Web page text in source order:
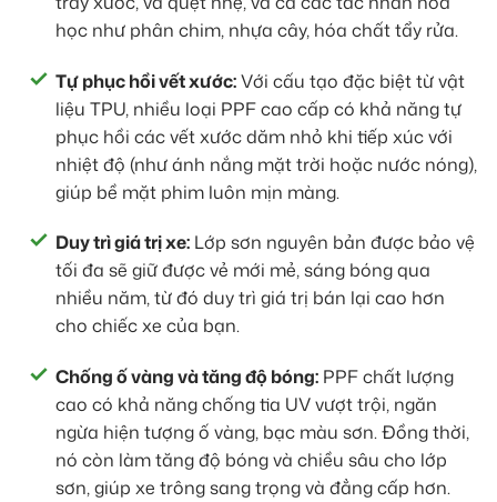
học như phân chim, nhựa cây, hóa chất tẩy rửa.
Tự phục hồi vết xước:Với cấu tạo đặc biệt từ vật
liệu TPU, nhiều loại PPF cao cấp có khả năng tự
phục hồi các vết xước dăm nhỏ khi tiếp xúc với
nhiệt độ (như ánh nắng mặt trời hoặc nước nóng),
giúp bề mặt phim luôn mịn màng.
Duy trì giá trị xe: Lớp sơn nguyên bản được bảo vệ
tối đa sẽ giữ được vẻ mới mẻ, sáng bóng qua
nhiều năm, từ đó duy trì giá trị bán lại cao hơn
cho chiếc xe của bạn.
Chống ố vàng và tăng độ bóng: PPF chất lượng
cao có khả năng chống tia UV vượt trội, ngăn
ngừa hiện tượng ố vàng, bạc màu sơn. Đồng thời,
nó còn làm tăng độ bóng và chiều sâu cho lớp
sơn, giúp xe trông sang trọng và đẳng cấp hơn.